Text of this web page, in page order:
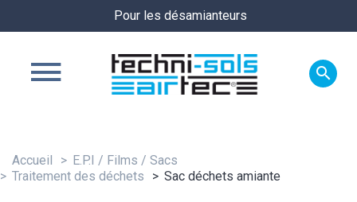
Pour les désamianteurs

Accueil
E.P.I / Films / Sacs
Traitement des déchets
Sac déchets amiante